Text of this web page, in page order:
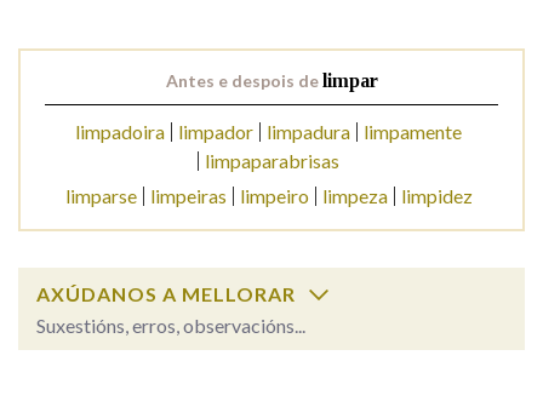
Antes e despois delimpar
limpadoira limpador limpadura
limpamente
limpaparabrisas
limparse
limpeiras limpeiro limpeza limpidez
AXÚDANOS A MELLORAR
Suxestións, erros, observacións...